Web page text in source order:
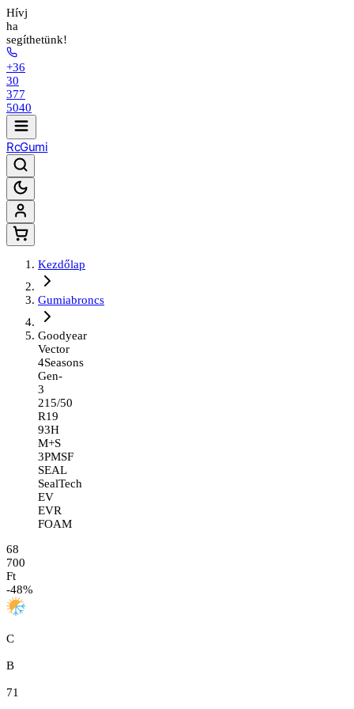
Hívj
ha
segíthetünk!
+36
30
377
5040
RcGumi
Kezdőlap
Gumiabroncs
Goodyear
Vector
4Seasons
Gen-
3
215/50
R19
93H
M+S
3PMSF
SEAL
SealTech
EV
EVR
FOAM
68
700
Ft
-48%
C
B
71